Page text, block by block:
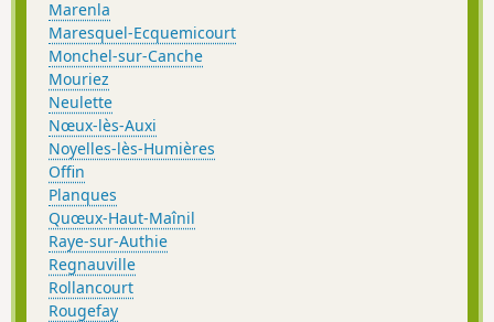
Marenla
Maresquel-Ecquemicourt
Monchel-sur-Canche
Mouriez
Neulette
Nœux-lès-Auxi
Noyelles-lès-Humières
Offin
Planques
Quœux-Haut-Maînil
Raye-sur-Authie
Regnauville
Rollancourt
Rougefay